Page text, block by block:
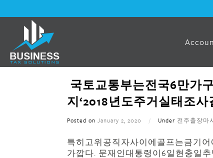
국토교통부는전국6만가
지‘2018년도주거실태조
Posted on January 2, 2020 / Under 전주출장마
특히고위공직자사이에골프는금기
가깝다. 문재인대통령이6일현충일